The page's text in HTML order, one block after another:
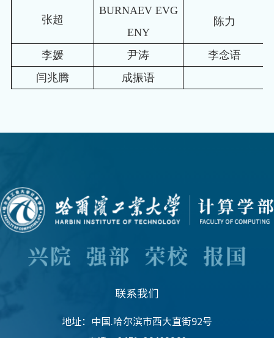
张超
BURNAEV EVG
ENY
陈力
李媛 尹涛
李念语
闫兆腾
成振语
联系我们
地址：中国.哈尔滨市西大直街92号